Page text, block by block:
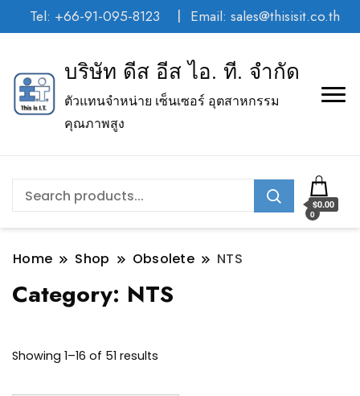
Tel: +66-91-095-8123 Email: sales@thisisit.co.th
บริษัท ดีส อีส ไอ. ที. จำกัด
ตัวแทนจำหน่าย เซ็นเซอร์ อุตสาหกรรม
คุณภาพสูง
0
$0.00
Home Shop Obsolete NTS
Category: NTS
Showing 1–16 of 51 results